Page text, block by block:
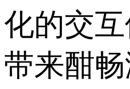
化的交互
带来酣